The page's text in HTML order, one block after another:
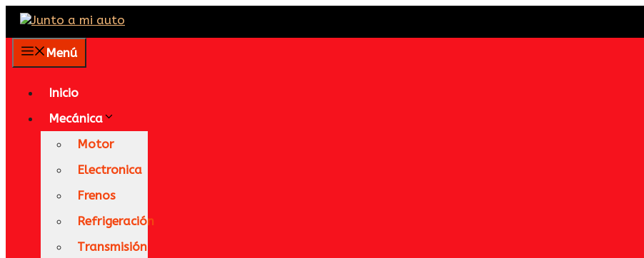
Saltar
contenido
Menú
Inicio
Mecánica
Motor
Electronica
Frenos
Refrigeración
Transmisión